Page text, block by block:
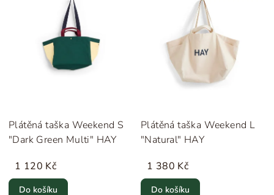
Plátěná taška Weekend S
"Dark Green Multi" HAY
1 120 Kč
Do košíku
Plátěná taška Weekend L
"Natural" HAY
1 380 Kč
Do košíku